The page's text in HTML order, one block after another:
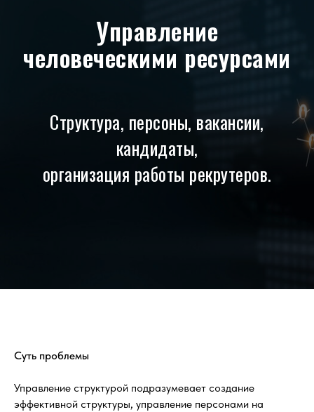
Управление
человеческими ресурсами
Структура, персоны, вакансии,
кандидаты,
организация работы рекрутеров.
Суть проблемы
Управление структурой подразумевает создание
эффективной структуры, управление персонами на